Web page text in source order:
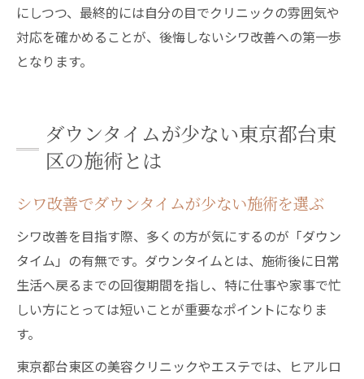
にしつつ、最終的には自分の目でクリニックの雰囲気や
対応を確かめることが、後悔しないシワ改善への第一歩
となります。
ダウンタイムが少ない東京都台東
区の施術とは
シワ改善でダウンタイムが少ない施術を選ぶ
シワ改善を目指す際、多くの方が気にするのが「ダウン
タイム」の有無です。ダウンタイムとは、施術後に日常
生活へ戻るまでの回復期間を指し、特に仕事や家事で忙
しい方にとっては短いことが重要なポイントになりま
す。
東京都台東区の美容クリニックやエステでは、ヒアルロ